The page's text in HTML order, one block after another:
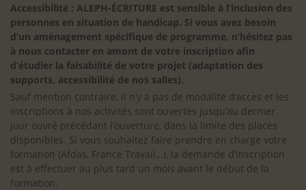
Accessibilité : ALEPH-ÉCRITURE est sensible à l’inclusion des
personnes en situation de handicap. Si vous avez besoin
d’un aménagement spécifique de programme, n’hésitez pas
à nous contacter en amont de votre inscription afin
d’étudier la faisabilité de votre projet (adaptation des
supports, accessibilité de nos salles).
Sauf mention contraire, il n’y a pas de modalité d’accès et les
inscriptions à nos activités sont ouvertes jusqu’au dernier
jour ouvré précédant l’ouverture, dans la limite des places
disponibles. Si vous souhaitez faire prendre en charge votre
formation (Afdas, France Travail…), la demande d’inscription
est à effectuer au plus tard un mois avant le début de la
formation.